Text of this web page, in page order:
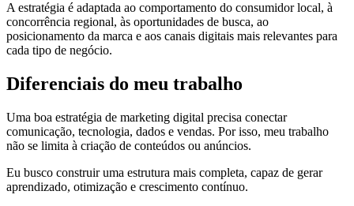
A estratégia é adaptada ao comportamento do consumidor local, à
concorrência regional, às oportunidades de busca, ao
posicionamento da marca e aos canais digitais mais relevantes para
cada tipo de negócio.
Diferenciais do meu trabalho
Uma boa estratégia de marketing digital precisa conectar
comunicação, tecnologia, dados e vendas. Por isso, meu trabalho
não se limita à criação de conteúdos ou anúncios.
Eu busco construir uma estrutura mais completa, capaz de gerar
aprendizado, otimização e crescimento contínuo.